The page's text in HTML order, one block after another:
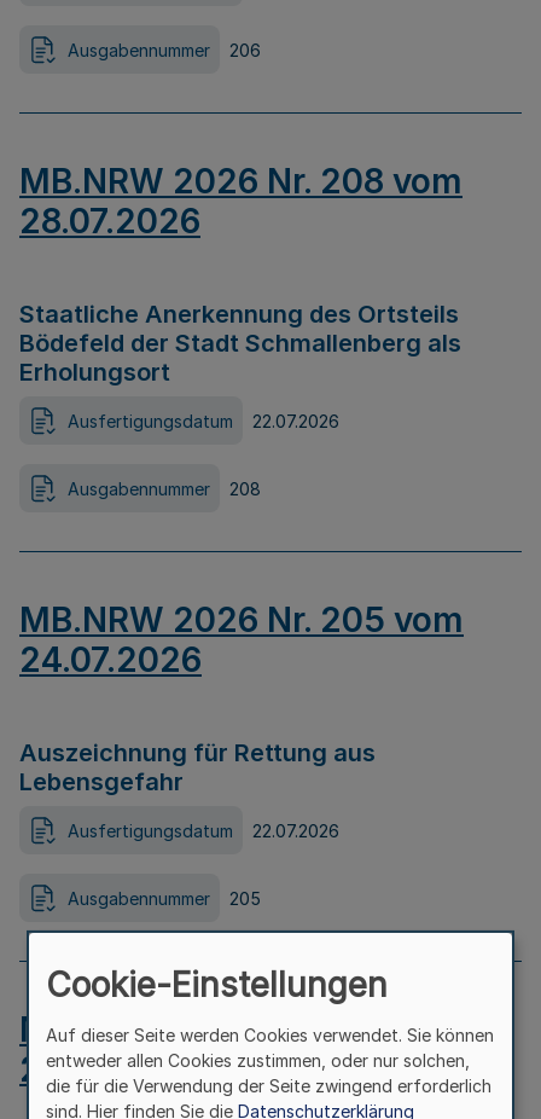
Ausgabennummer 206
MB.NRW 2026 Nr. 208 vom
28.07.2026
Staatliche Anerkennung des Ortsteils
Bödefeld der Stadt Schmallenberg als
Erholungsort
Ausfertigungsdatum 22.07.2026
Ausgabennummer 208
MB.NRW 2026 Nr. 205 vom
24.07.2026
Auszeichnung für Rettung aus
Lebensgefahr
Ausfertigungsdatum 22.07.2026
Ausgabennummer 205
MB.NRW 2026 Nr. 204 vom
24.07.2026
Cookie-Einstellungen
Auf dieser Seite werden Cookies verwendet. Sie können
entweder allen Cookies zustimmen, oder nur solchen,
die für die Verwendung der Seite zwingend erforderlich
sind. Hier finden Sie die Datenschutzerklärung